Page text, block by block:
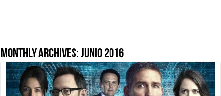
Monthly Archives:junio 2016